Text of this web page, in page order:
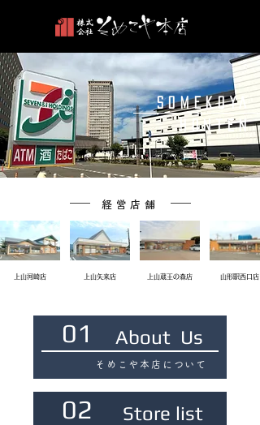
SOMEKOYA
HONTEN
経営店舗
上山河崎店 上山矢来店 上山蔵王の森店 山形駅西口店
01 About Us
そめこや本店について
02 Store list